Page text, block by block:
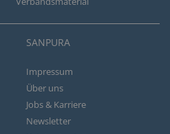
SANPURA
Impressum
Über uns
Jobs & Karriere
Newsletter